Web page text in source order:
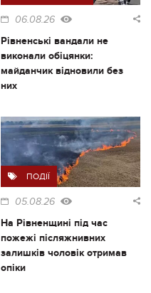
06.08.26
Рівненські вандали не
виконали обіцянки:
майданчик відновили без
них
ПОДІЇ
05.08.26
На Рівненщині під час
пожежі післяжнивних
залишків чоловік отримав
опіки